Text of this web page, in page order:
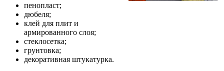
пенопласт;
дюбеля;
клей для плит и
армированного слоя;
стеклосетка;
грунтовка;
декоративная штукатурка.